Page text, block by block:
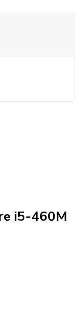
i5-460M